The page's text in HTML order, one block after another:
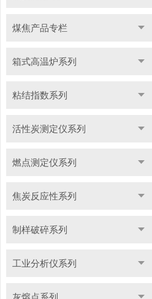
煤焦产品专栏
箱式高温炉系列
粘结指数系列
活性炭测定仪系列
燃点测定仪系列
焦炭反应性系列
制样破碎系列
工业分析仪系列
灰熔点系列